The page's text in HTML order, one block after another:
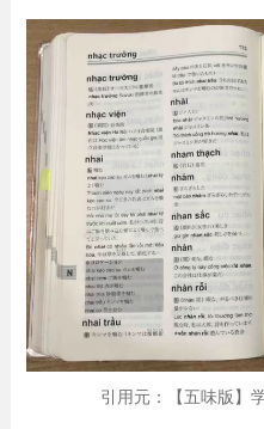
引用元：【五味版】